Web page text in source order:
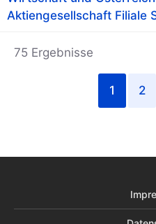
Aktiengesellschaft Filiale
75 Ergebnisse
1 2